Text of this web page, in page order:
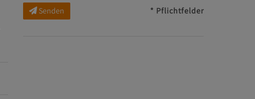
Senden * Pflichtfelder